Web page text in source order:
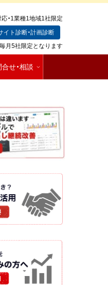
・1業種1地域1社限定
ト診断・計画診断
月5社限定となります
合せ・相談